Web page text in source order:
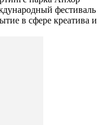
фестиваль
в сфере креатива и